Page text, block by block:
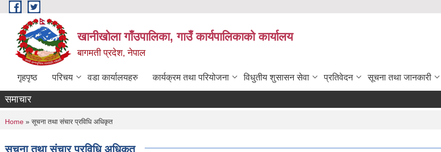
Skip to main content
खानीखोला गाँउपालिका, गाउँ कार्यपालिकाको कार्यालय
बागमती प्रदेश, नेपाल
गृहपृष्ठ परिचय वडा कार्यालयहरु कार्यक्रम तथा परियोजना विधुतीय शुसासन सेवा प्रतिवेदन सूचना तथा जानकारी
समाचार
You are here
Home » सूचना तथा संचार प्रविधि अधिकृत
सूचना तथा संचार प्रविधि अधिकृत